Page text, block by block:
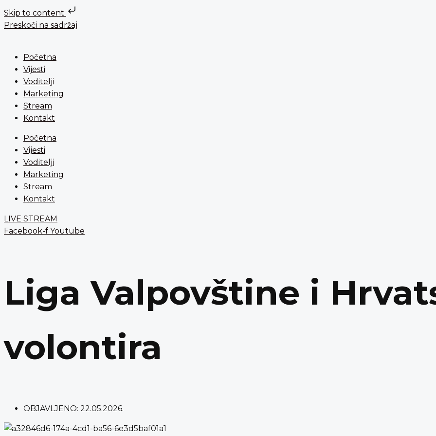
Skip to content
Preskoči na sadržaj
Početna
Vijesti
Voditelji
Marketing
Stream
Kontakt
Početna
Vijesti
Voditelji
Marketing
Stream
Kontakt
LIVE STREAM
Facebook-f Youtube
Liga Valpovštine i
volontira
OBJAVLJENO: 22.05.2026.